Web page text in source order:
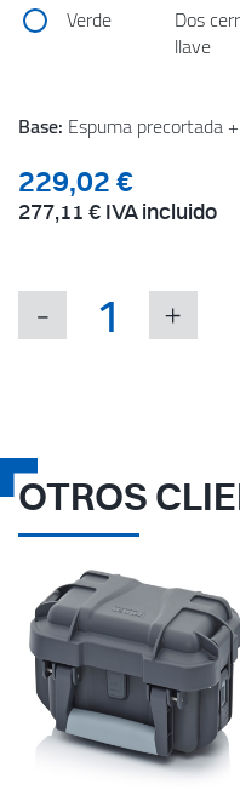
Verde Dos
llave
Base: Espuma precortada
229,02 €
277,11 € IVA incluido
OTROS